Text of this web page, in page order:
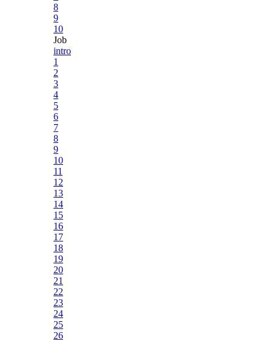
8
9
10
Job
intro
1
2
3
4
5
6
7
8
9
10
11
12
13
14
15
16
17
18
19
20
21
22
23
24
25
26